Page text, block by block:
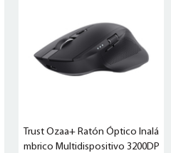
Trust Ozaa+ Ratón Óptico Inalá
mbrico Multidispositivo 3200DP